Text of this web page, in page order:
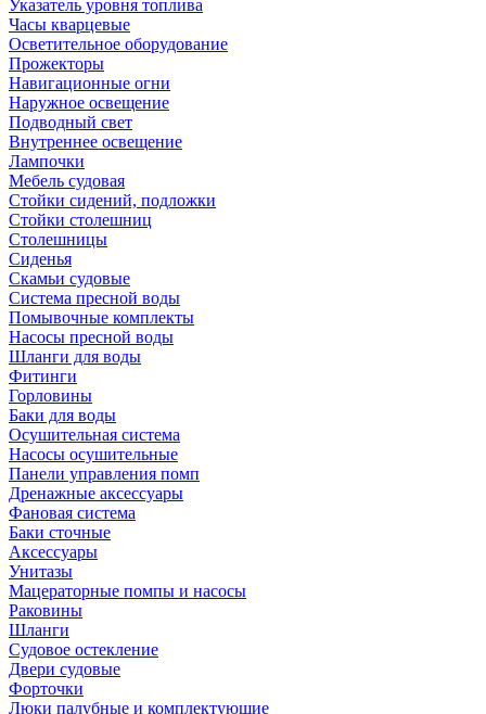
Указатель уровня топлива
Часы кварцевые
Осветительное оборудование
Прожекторы
Навигационные огни
Наружное освещение
Подводный свет
Внутреннее освещение
Лампочки
Мебель судовая
Стойки сидений, подложки
Стойки столешниц
Столешницы
Сиденья
Скамьи судовые
Система пресной воды
Помывочные комплекты
Насосы пресной воды
Шланги для воды
Фитинги
Горловины
Баки для воды
Осушительная система
Насосы осушительные
Панели управления помп
Дренажные аксессуары
Фановая система
Баки сточные
Аксессуары
Унитазы
Мацераторные помпы и насосы
Раковины
Шланги
Судовое остекление
Двери судовые
Форточки
Люки палубные и комплектующие